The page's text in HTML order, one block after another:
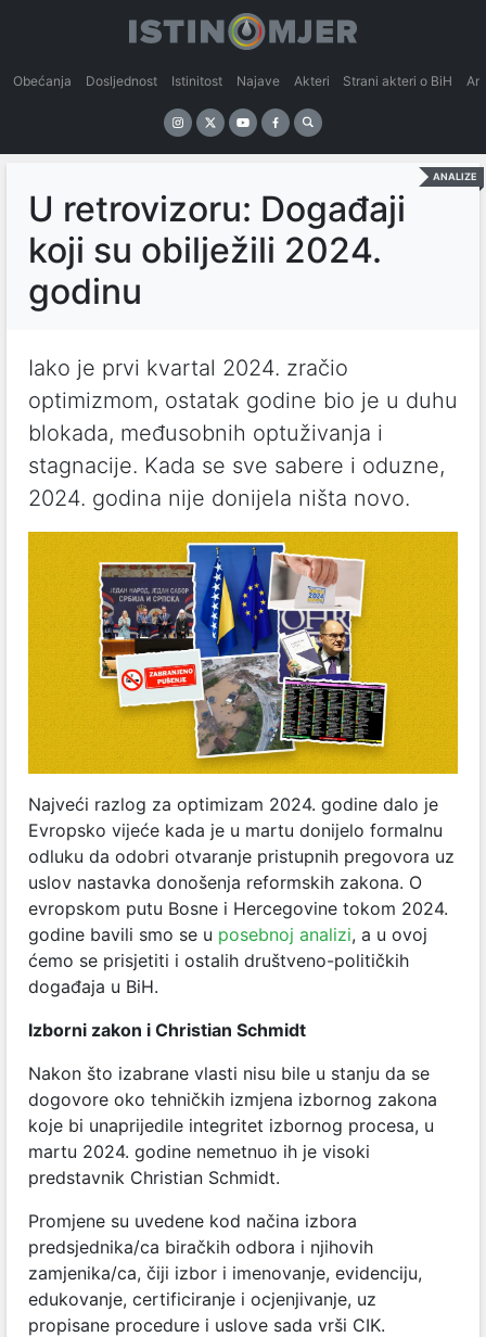
Obećanja Dosljednost Istinitost Najave Akteri Strani akteri o BiH
ANALIZE
U retrovizoru: Događaji
koji su obilježili 2024.
godinu
Iako je prvi kvartal 2024. zračio
optimizmom, ostatak godine bio je u duhu
blokada, međusobnih optuživanja i
stagnacije. Kada se sve sabere i oduzne,
2024. godina nije donijela ništa novo.
Najveći razlog za optimizam 2024. godine dalo je
Evropsko vijeće kada je u martu donijelo formalnu
odluku da odobri otvaranje pristupnih pregovora uz
uslov nastavka donošenja reformskih zakona. O
evropskom putu Bosne i Hercegovine tokom 2024.
godine bavili smo se u posebnoj analizi, a u ovoj
ćemo se prisjetiti i ostalih društveno-političkih
događaja u BiH.
Izborni zakon i Christian Schmidt
Nakon što izabrane vlasti nisu bile u stanju da se
dogovore oko tehničkih izmjena izbornog zakona
koje bi unaprijedile integritet izbornog procesa, u
martu 2024. godine nemetnuo ih je visoki
predstavnik Christian Schmidt.
Promjene su uvedene kod načina izbora
predsjednika/ca biračkih odbora i njihovih
zamjenika/ca, čiji izbor i imenovanje, evidenciju,
edukovanje, certificiranje i ocjenjivanje, uz
propisane procedure i uslove sada vrši CIK.